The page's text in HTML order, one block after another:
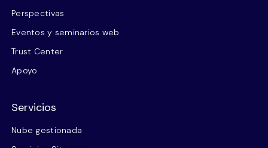
Perspectivas
Eventos y seminarios web
Trust Center
Apoyo
Servicios
Nube gestionada